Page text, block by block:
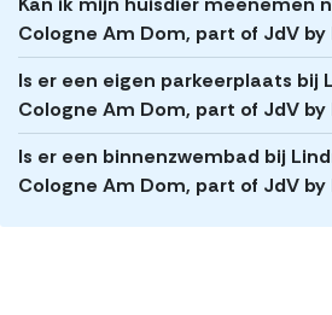
Cologne Am Dom, part of JdV by
Is er een eigen parkeerplaats bij
Cologne Am Dom, part of JdV by
Is er een binnenzwembad bij
Cologne Am Dom, part of JdV by